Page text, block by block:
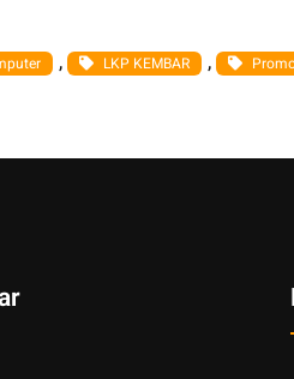
, LKP KEMBAR ,